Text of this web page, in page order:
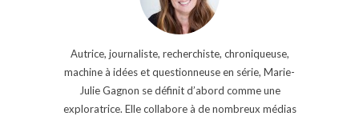
Autrice, journaliste, recherchiste, chroniqueuse,
machine à idées et questionneuse en série, Marie-
Julie Gagnon se définit d’abord comme une
exploratrice. Elle collabore à de nombreux médias